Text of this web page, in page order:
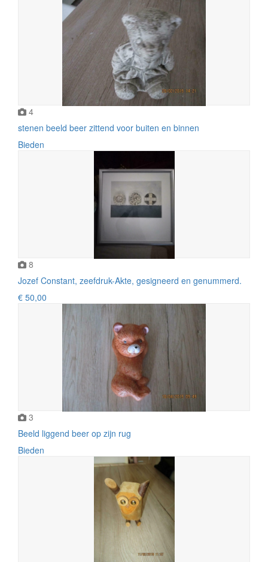
4
stenen beeld beer zittend voor buiten en binnen
Bieden
8
Jozef Constant, zeefdruk-Akte, gesigneerd en genummerd.
€ 50,00
3
Beeld liggend beer op zijn rug
Bieden